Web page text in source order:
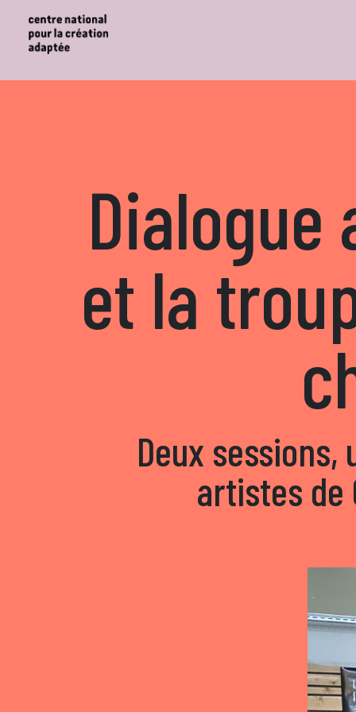
Dialogue
et la
Deux
artistes de